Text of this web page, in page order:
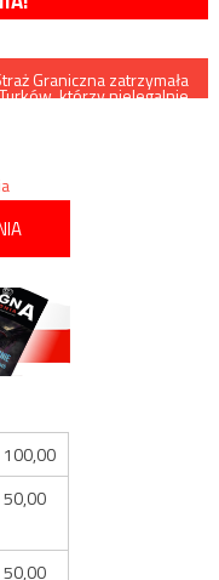
Graniczna zatrzymała
Turków, którzy nielegalnie
100,00
50,00
50,00